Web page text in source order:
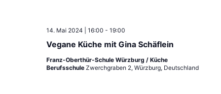
Vegane Küche mit Gina Schäflein
14. Mai 2024 | 16:00 - 19:00
Franz-Oberthür-Schule Würzburg / Küche
Berufsschule Zwerchgraben 2, Würzburg, Deutschland